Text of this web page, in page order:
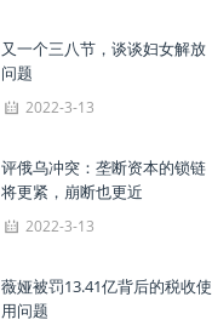
又一个三八节，谈谈妇女解放
问题
2022-3-13
评俄乌冲突：垄断资本的锁链
将更紧，崩断也更近
2022-3-13
薇娅被罚13.41亿背后的税收使
用问题